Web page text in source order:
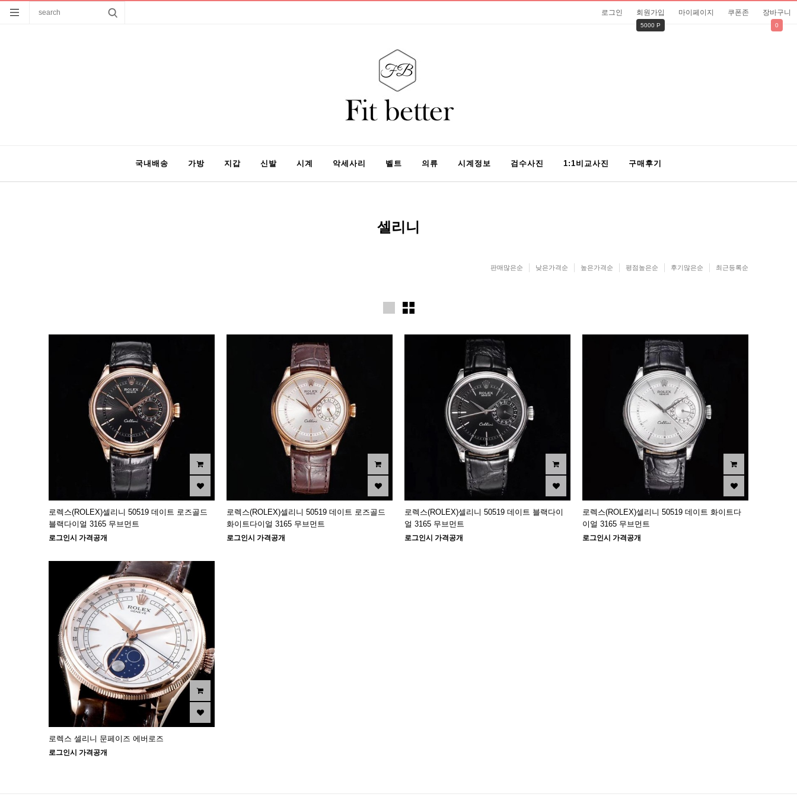
로그인 회원가입
5000 P
마이페이지 쿠폰존 장바구니
0
국내배송 가방 지갑 신발 시계 악세사리 벨트 의류 시계정보 검수사진 1:1비교사진 구매후기
셀리니
판매많은순 낮은가격순 높은가격순 평점높은순 후기많은순 최근등록순
로렉스(ROLEX)셀리니 50519 데이트 로즈골드
블랙다이얼 3165 무브먼트
로그인시 가격공개
로렉스(ROLEX)셀리니 50519 데이트 로즈골드
화이트다이얼 3165 무브먼트
로그인시 가격공개
로렉스(ROLEX)셀리니 50519 데이트 블랙다이
얼 3165 무브먼트
로그인시 가격공개
로렉스(ROLEX)셀리니 50519 데이트 화이트다
이얼 3165 무브먼트
로그인시 가격공개
로렉스 셀리니 문페이즈 에버로즈
로그인시 가격공개